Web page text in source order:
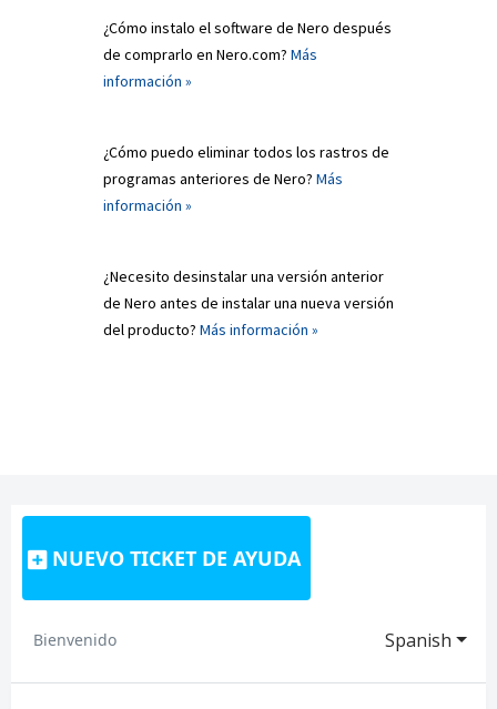
¿Cómo instalo el software de Nero después
de comprarlo en Nero.com? Más
información »
¿Cómo puedo eliminar todos los rastros de
programas anteriores de Nero? Más
información »
¿Necesito desinstalar una versión anterior
de Nero antes de instalar una nueva versión
del producto? Más información »
NUEVO TICKET DE AYUDA
Spanish
Bienvenido